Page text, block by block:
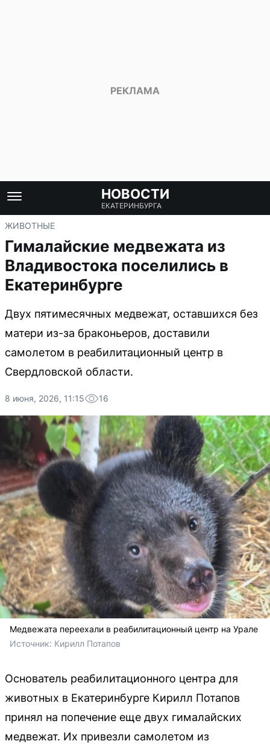
НОВОСТИ
ЕКАТЕРИНБУРГА
ЖИВОТНЫЕ
Гималайские медвежата из
Владивостока поселились в
Екатеринбурге
Двух пятимесячных медвежат, оставшихся без
матери из-за браконьеров, доставили
самолетом в реабилитационный центр в
Свердловской области.
8 июня, 2026, 11:15 16
Медвежата переехали в реабилитационный центр на Урале
Источник: Кирилл Потапов
Основатель реабилитационного центра для
животных в Екатеринбурге Кирилл Потапов
принял на попечение еще двух гималайских
медвежат. Их привезли самолетом из